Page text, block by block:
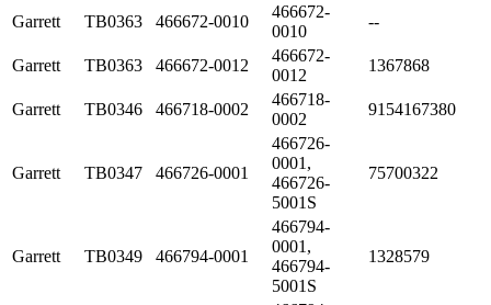
Garrett TB0363 466672-0010
466672-
0010
--
Garrett TB0363 466672-0012
466672-
0012
1367868
Garrett TB0346 466718-0002
466718-
0002
9154167380
Garrett TB0347 466726-0001
466726-
0001,
466726-
5001S
75700322
Garrett TB0349 466794-0001
466794-
0001,
466794-
5001S
1328579